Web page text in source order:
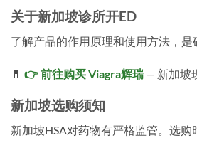
关于新加坡诊所开ED
了解产品的作用原理和使用方法，是
💊 👉 前往购买 Viagra辉瑞— 新加坡
新加坡选购须知
新加坡HSA对药物有严格监管。选购